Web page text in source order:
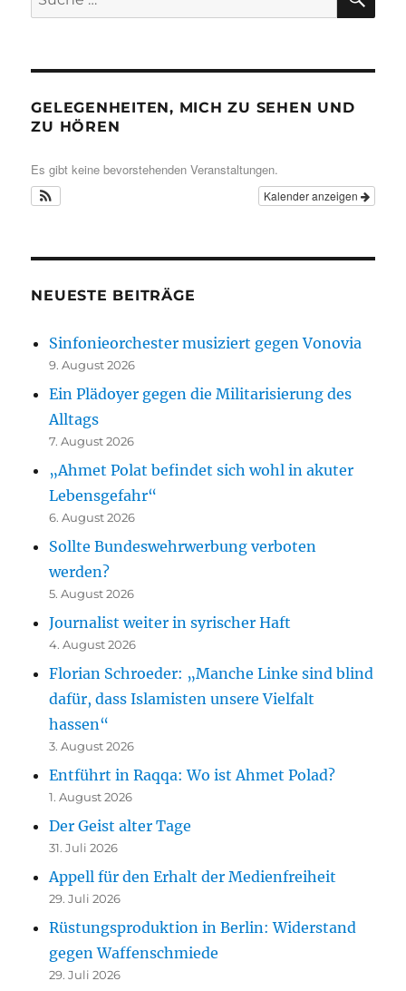
nach:
GELEGENHEITEN, MICH ZU SEHEN UND
ZU HÖREN
Es gibt keine bevorstehenden Veranstaltungen.
Kalender anzeigen
NEUESTE BEITRÄGE
Sinfonieorchester musiziert gegen Vonovia
9. August 2026
Ein Plädoyer gegen die Militarisierung des
Alltags
7. August 2026
„Ahmet Polat befindet sich wohl in akuter
Lebensgefahr“
6. August 2026
Sollte Bundeswehrwerbung verboten
werden?
5. August 2026
Journalist weiter in syrischer Haft
4. August 2026
Florian Schroeder: „Manche Linke sind blind
dafür, dass Islamisten unsere Vielfalt
hassen“
3. August 2026
Entführt in Raqqa: Wo ist Ahmet Polad?
1. August 2026
Der Geist alter Tage
31. Juli 2026
Appell für den Erhalt der Medienfreiheit
29. Juli 2026
Rüstungsproduktion in Berlin: Widerstand
gegen Waffenschmiede
29. Juli 2026